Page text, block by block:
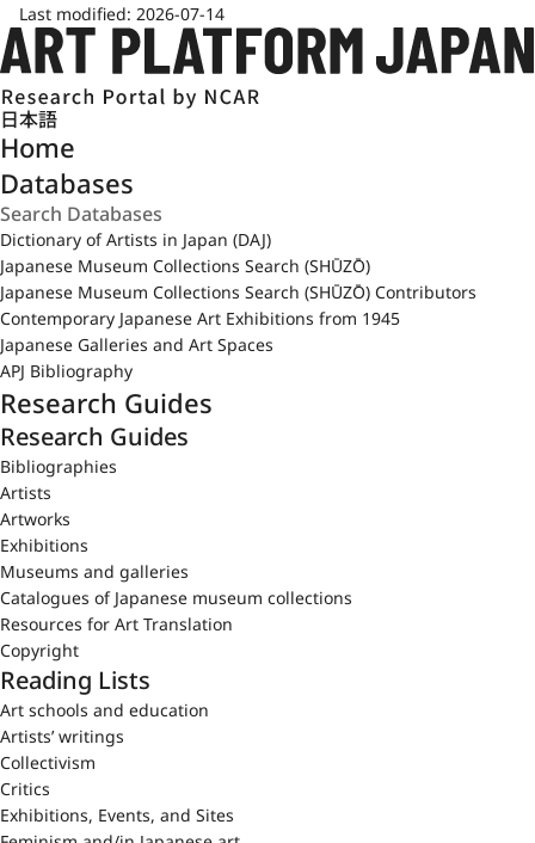
Last modified: 2026-07-14
日本語
Home
Databases
Dictionary of Artists in Japan (DAJ)
Japanese Museum Collections Search (SHŪZŌ)
Japanese Museum Collections Search (SHŪZŌ) Contributors
Contemporary Japanese Art Exhibitions from 1945
Japanese Galleries and Art Spaces
APJ Bibliography
Research Guides
Research Guides
Bibliographies
Artists
Artworks
Exhibitions
Museums and galleries
Catalogues of Japanese museum collections
Resources for Art Translation
Copyright
Reading Lists
Art schools and education
Artists’ writings
Collectivism
Critics
Exhibitions, Events, and Sites